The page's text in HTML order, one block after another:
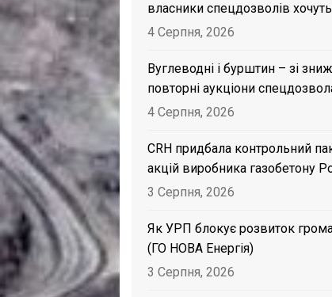
власники спецдозволів
4 Серпня, 2026
Вуглеводні і бурштин – зі
повторні аукціони
4 Серпня, 2026
CRH придбала контрольний
акцій виробника газобетону
3 Серпня, 2026
Як УРП блокує розвиток
(ГО НОВА Енергія)
3 Серпня, 2026